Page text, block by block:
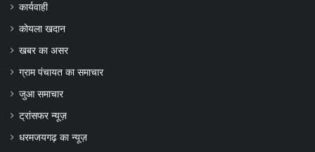
कार्यवाही
कोयला खदान
खबर का असर
ग्राम पंचायत का समाचार
जुआ समाचार
ट्रांसफर न्यूज़
धरमजयगढ़ का न्यूज़